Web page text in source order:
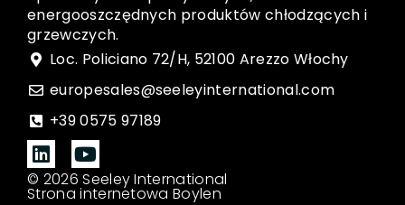
energooszczędnych produktów chłodzących i
grzewczych.
Loc. Policiano 72/H, 52100 Arezzo Włochy
europesales@seeleyinternational.com
+39 0575 97189
© 2026 Seeley International
Strona internetowa Boylen